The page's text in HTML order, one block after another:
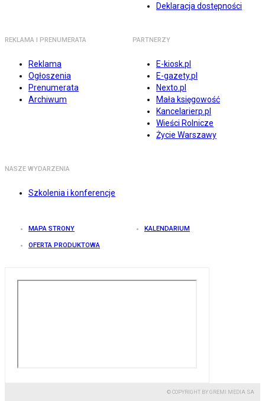
Deklaracja dostępności
REKLAMA I PRENUMERATA
Reklama
Ogłoszenia
Prenumerata
Archiwum
PARTNERZY
E-kiosk.pl
E-gazety.pl
Nexto.pl
Mała księgowość
Kancelarierp.pl
Wieści Rolnicze
Życie Warszawy
NASZE WYDARZENIA
Szkolenia i konferencje
MAPA STRONY KALENDARIUM
OFERTA PRODUKTOWA
© COPYRIGHT BY GREMI MEDIA SA